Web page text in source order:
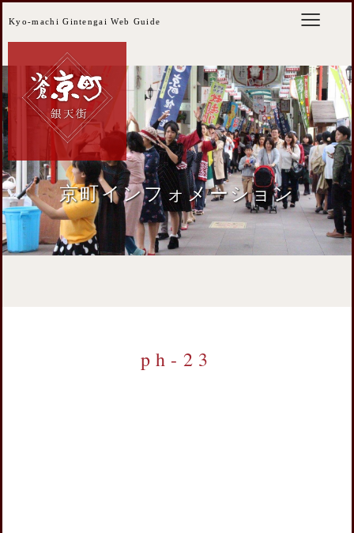
Kyo-machi Gintengai Web Guide
京町インフォメーション
ph-23